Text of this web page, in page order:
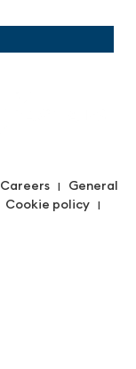
Careers| General
Cookie policy |